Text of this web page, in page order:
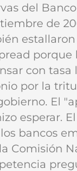
del
de
porque
con tasa
por la
El
esperar.
bancos
Comisión